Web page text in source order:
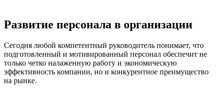
Развитие персонала в организации
Сегодня любой компетентный руководитель понимает, что
подготовленный и мотивированный персонал обеспечит не
только четко налаженную работу и экономическую
эффективность компании, но и конкурентное преимущество
на рынке.